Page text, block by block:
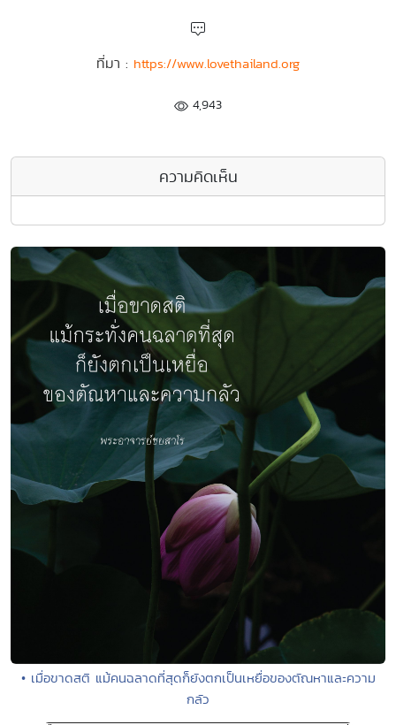
ที่มา : https://www.lovethailand.org
4,943
ความคิดเห็น
• เมื่อขาดสติ แม้คนฉลาดที่สุดก็ยังตกเป็นเหยื่อของตัณหาและความ
กลัว